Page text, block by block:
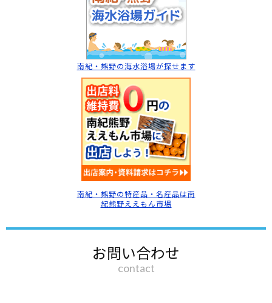
南紀・熊野の海水浴場が探せます
南紀・熊野の特産品・名産品は南
紀熊野ええもん市場
お問い合わせ
contact